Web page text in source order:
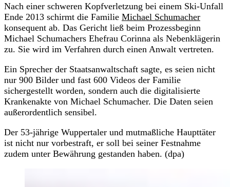
Nach einer schweren Kopfverletzung bei einem Ski-Unfall
Ende 2013 schirmt die Familie Michael Schumacher
konsequent ab. Das Gericht ließ beim Prozessbeginn
Michael Schumachers Ehefrau Corinna als Nebenklägerin
zu. Sie wird im Verfahren durch einen Anwalt vertreten.
Ein Sprecher der Staatsanwaltschaft sagte, es seien nicht
nur 900 Bilder und fast 600 Videos der Familie
sichergestellt worden, sondern auch die digitalisierte
Krankenakte von Michael Schumacher. Die Daten seien
außerordentlich sensibel.
Der 53-jährige Wuppertaler und mutmaßliche Haupttäter
ist nicht nur vorbestraft, er soll bei seiner Festnahme
zudem unter Bewährung gestanden haben. (dpa)